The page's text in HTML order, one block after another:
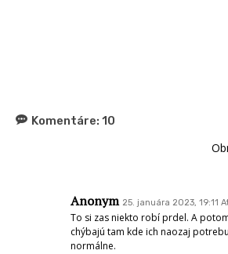
Komentáre: 10
Anonym 25. januára 2023, 19:11 At
To si zas niekto robí prdel. A
chýbajú tam kde ich naozaj
normálne.